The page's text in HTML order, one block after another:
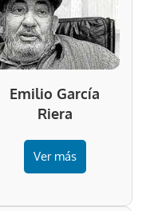
Emilio García
Riera
Ver más